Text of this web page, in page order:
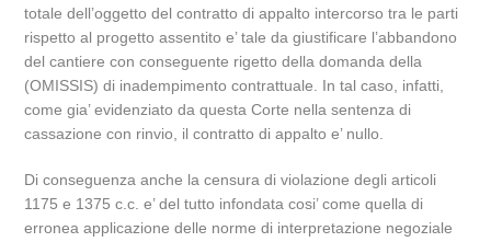
totale dell’oggetto del contratto di appalto intercorso tra le parti
rispetto al progetto assentito e’ tale da giustificare l’abbandono
del cantiere con conseguente rigetto della domanda della
(OMISSIS) di inadempimento contrattuale. In tal caso, infatti,
come gia’ evidenziato da questa Corte nella sentenza di
cassazione con rinvio, il contratto di appalto e’ nullo.
Di conseguenza anche la censura di violazione degli articoli
1175 e 1375 c.c. e’ del tutto infondata cosi’ come quella di
erronea applicazione delle norme di interpretazione negoziale